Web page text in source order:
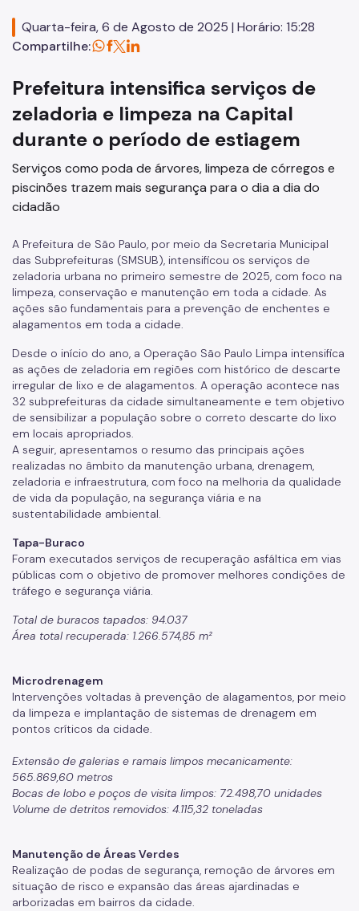
Zeladoria Urbana
Cata-Bagulho
CADES/PJ
CPM/PJ
Termo de Cooperação
Programa de Metas
Quarta-feira, 6 de Agosto de 2025 | Horário: 15:28
Compartilhe:
Prefeitura intensifica serviços de
zeladoria e limpeza na Capital
durante o período de estiagem
Serviços como poda de árvores, limpeza de córregos e
piscinões trazem mais segurança para o dia a dia do
cidadão
A Prefeitura de São Paulo, por meio da Secretaria Municipal
das Subprefeituras (SMSUB), intensificou os serviços de
zeladoria urbana no primeiro semestre de 2025, com foco na
limpeza, conservação e manutenção em toda a cidade. As
ações são fundamentais para a prevenção de enchentes e
alagamentos em toda a cidade.
Desde o início do ano, a Operação São Paulo Limpa intensifica
as ações de zeladoria em regiões com histórico de descarte
irregular de lixo e de alagamentos. A operação acontece nas
32 subprefeituras da cidade simultaneamente e tem objetivo
de sensibilizar a população sobre o correto descarte do lixo
em locais apropriados.
A seguir, apresentamos o resumo das principais ações
realizadas no âmbito da manutenção urbana, drenagem,
zeladoria e infraestrutura, com foco na melhoria da qualidade
de vida da população, na segurança viária e na
sustentabilidade ambiental.
Tapa-Buraco
Foram executados serviços de recuperação asfáltica em vias
públicas com o objetivo de promover melhores condições de
tráfego e segurança viária.
Total de buracos tapados: 94.037
Área total recuperada: 1.266.574,85 m²
Microdrenagem
Intervenções voltadas à prevenção de alagamentos, por meio
da limpeza e implantação de sistemas de drenagem em
pontos críticos da cidade.
Extensão de galerias e ramais limpos mecanicamente:
565.869,60 metros
Bocas de lobo e poços de visita limpos: 72.498,70 unidades
Volume de detritos removidos: 4.115,32 toneladas
Manutenção de Áreas Verdes
Realização de podas de segurança, remoção de árvores em
situação de risco e expansão das áreas ajardinadas e
arborizadas em bairros da cidade.